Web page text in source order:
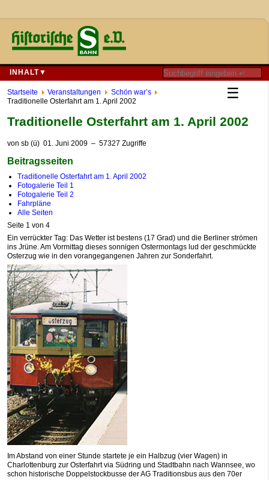
INHALT▼
☰
Startseite Veranstaltungen
Schön war’s
Traditionelle Osterfahrt am 1. April 2002
Traditionelle Osterfahrt am 1. April 2002
von sb (ü) 01. Juni 2009 – 57327 Zugriffe
Beitragsseiten
Traditionelle Osterfahrt am 1. April 2002
Fotogalerie Teil 1
Fotogalerie Teil 2
Fahrpläne
Alle Seiten
Seite 1 von 4
Ein verrückter Tag: Das Wetter ist bestens (17 Grad) und die Berliner strömen
ins Jrüne. Am Vormittag dieses sonnigen Ostermontags lud der geschmückte
Osterzug wie in den vorangegangenen Jahren zur Sonderfahrt.
Im Abstand von einer Stunde startete je ein Halbzug (vier Wagen) in
Charlottenburg zur Osterfahrt via Südring und Stadtbahn nach Wannsee, wo
schon historische Doppelstockbusse der AG Traditionsbus aus den 70er